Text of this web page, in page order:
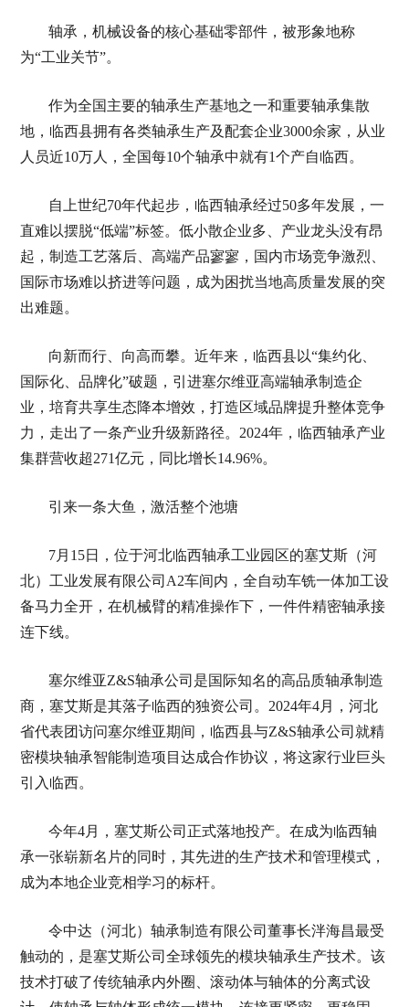
轴承，机械设备的核心基础零部件，被形象地称
为“工业关节”。
作为全国主要的轴承生产基地之一和重要轴承集散
地，临西县拥有各类轴承生产及配套企业3000余家，从业
人员近10万人，全国每10个轴承中就有1个产自临西。
自上世纪70年代起步，临西轴承经过50多年发展，一
直难以摆脱“低端”标签。低小散企业多、产业龙头没有昂
起，制造工艺落后、高端产品寥寥，国内市场竞争激烈、
国际市场难以挤进等问题，成为困扰当地高质量发展的突
出难题。
向新而行、向高而攀。近年来，临西县以“集约化、
国际化、品牌化”破题，引进塞尔维亚高端轴承制造企
业，培育共享生态降本增效，打造区域品牌提升整体竞争
力，走出了一条产业升级新路径。2024年，临西轴承产业
集群营收超271亿元，同比增长14.96%。
引来一条大鱼，激活整个池塘
7月15日，位于河北临西轴承工业园区的塞艾斯（河
北）工业发展有限公司A2车间内，全自动车铣一体加工设
备马力全开，在机械臂的精准操作下，一件件精密轴承接
连下线。
塞尔维亚Z&S轴承公司是国际知名的高品质轴承制造
商，塞艾斯是其落子临西的独资公司。2024年4月，河北
省代表团访问塞尔维亚期间，临西县与Z&S轴承公司就精
密模块轴承智能制造项目达成合作协议，将这家行业巨头
引入临西。
今年4月，塞艾斯公司正式落地投产。在成为临西轴
承一张崭新名片的同时，其先进的生产技术和管理模式，
成为本地企业竞相学习的标杆。
令中达（河北）轴承制造有限公司董事长泮海昌最受
触动的，是塞艾斯公司全球领先的模块轴承生产技术。该
技术打破了传统轴承内外圈、滚动体与轴体的分离式设